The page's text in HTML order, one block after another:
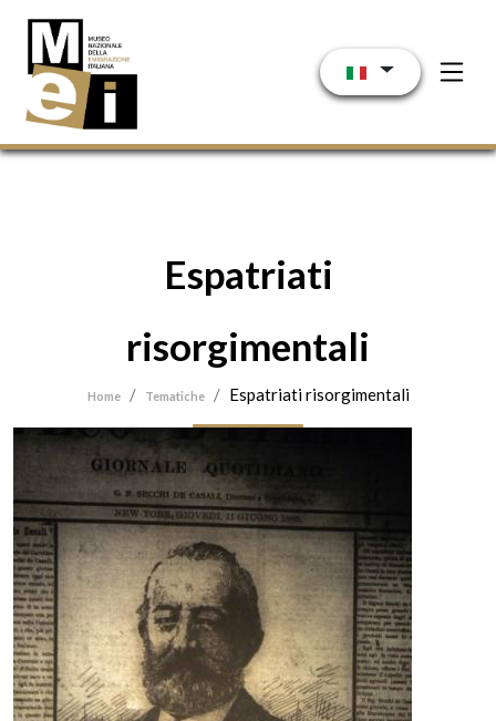
Espatriati
risorgimentali
Home Tematiche Espatriati risorgimentali
Immagine